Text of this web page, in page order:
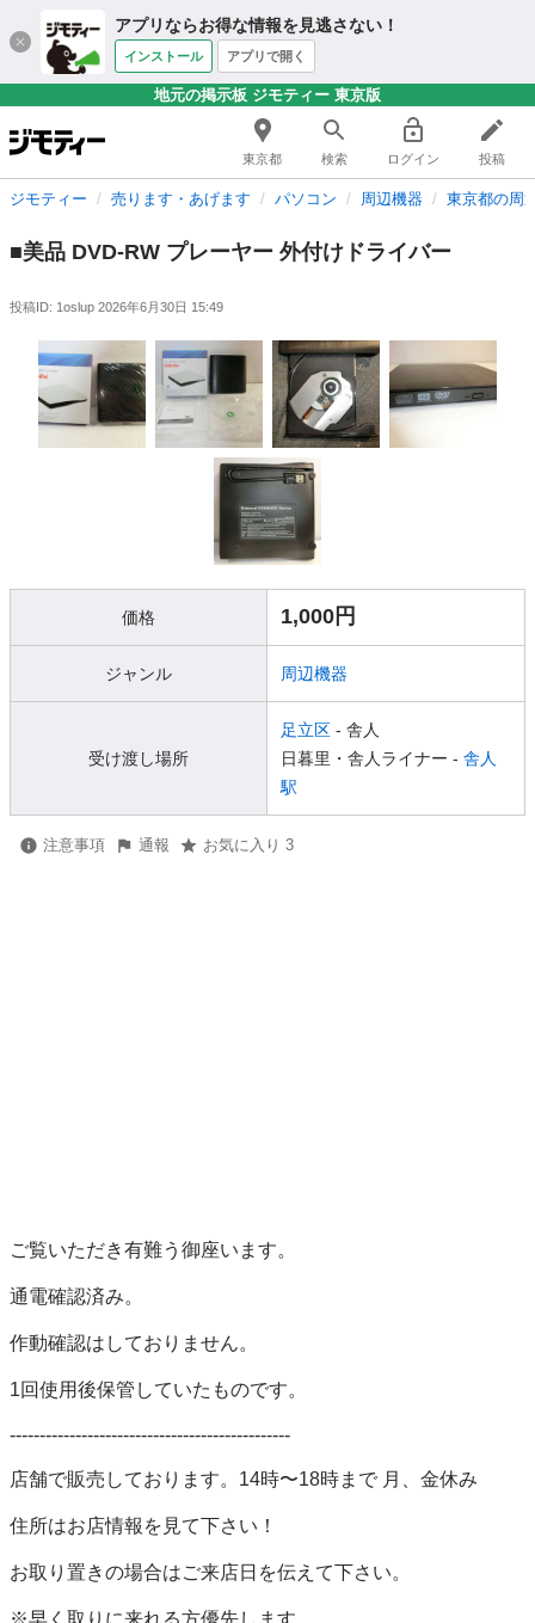
アプリならお得な情報を見逃さない！
インストール アプリで開く
地元の掲示板 ジモティー 東京版
東京都 検索 ログイン 投稿
ジモティー 売ります・あげます パソコン 周辺機器 東京都の周
■美品 DVD-RW プレーヤー 外付けドライバー
投稿ID: 1oslup 2026年6月30日 15:49
価格 1,000円
ジャンル 周辺機器
受け渡し場所
足立区 - 舎人
日暮里・舎人ライナー - 舎人
駅
注意事項 通報 お気に入り 3
ご覧いただき有難う御座います。
通電確認済み。
作動確認はしておりません。
1回使用後保管していたものです。
-----------------------------------------------
店舗で販売しております。14時〜18時まで 月、金休み
住所はお店情報を見て下さい！
お取り置きの場合はご来店日を伝えて下さい。